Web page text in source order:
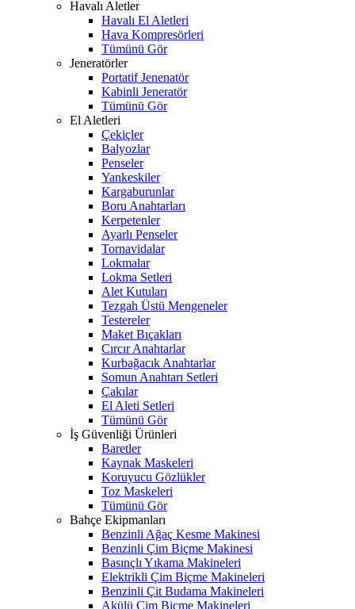
Havalı Aletler
Havalı El Aletleri
Hava Kompresörleri
Tümünü Gör
Jeneratörler
Portatif Jenenatör
Kabinli Jeneratör
Tümünü Gör
El Aletleri
Çekiçler
Balyozlar
Penseler
Yankeskiler
Kargaburunlar
Boru Anahtarları
Kerpetenler
Ayarlı Penseler
Tornavidalar
Lokmalar
Lokma Setleri
Alet Kutuları
Tezgah Üstü Mengeneler
Testereler
Maket Bıçakları
Cırcır Anahtarlar
Kurbağacık Anahtarlar
Somun Anahtarı Setleri
Çakılar
El Aleti Setleri
Tümünü Gör
İş Güvenliği Ürünleri
Baretler
Kaynak Maskeleri
Koruyucu Gözlükler
Toz Maskeleri
Tümünü Gör
Bahçe Ekipmanları
Benzinli Ağaç Kesme Makinesi
Benzinli Çim Biçme Makinesi
Basınçlı Yıkama Makineleri
Elektrikli Çim Biçme Makineleri
Benzinli Çit Budama Makineleri
Akülü Çim Biçme Makineleri